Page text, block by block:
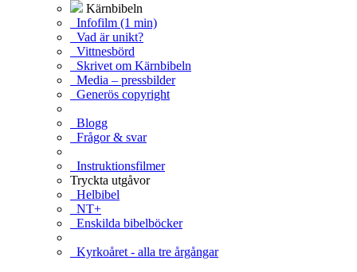
Kärnbibeln
Infofilm (1 min)
Vad är unikt?
Vittnesbörd
Skrivet om Kärnbibeln
Media – pressbilder
Generös copyright
Blogg
Frågor & svar
Instruktionsfilmer
Tryckta utgåvor
Helbibel
NT+
Enskilda bibelböcker
Kyrkoåret - alla tre årgångar